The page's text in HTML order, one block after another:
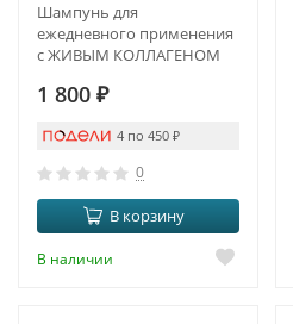
Шампунь для
ежедневного применения
с ЖИВЫМ КОЛЛАГЕНОМ
COLLAGEN"
1 800 ₽
4 по 450 ₽
0
В корзину
В наличии